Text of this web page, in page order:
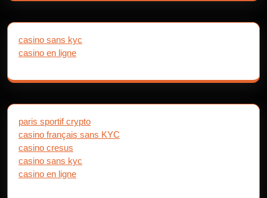
casino sans kyc
casino en ligne
paris sportif crypto
casino français sans KYC
casino cresus
casino sans kyc
casino en ligne